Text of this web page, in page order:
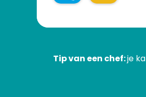
Tip van een chef:je